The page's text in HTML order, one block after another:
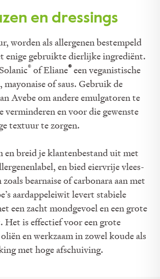
en dressings
worden als allergenen bestempeld
enige gebruikte dierlijke ingrediënt.
® of Eliane® een veganistische
mayonaise of saus. Gebruik de
Avebe om andere emulgatoren te
verminderen en voor die gewenste
textuur te zorgen.
en breid je klantenbestand uit met
en bied eiervrije vlees-
zoals bearnaise of carbonara aan met
aardappeleiwit levert stabiele
een zacht mondgevoel en een grote
is effectief voor een grote
en werkzaam in zowel koude als
met hoge afschuiving.